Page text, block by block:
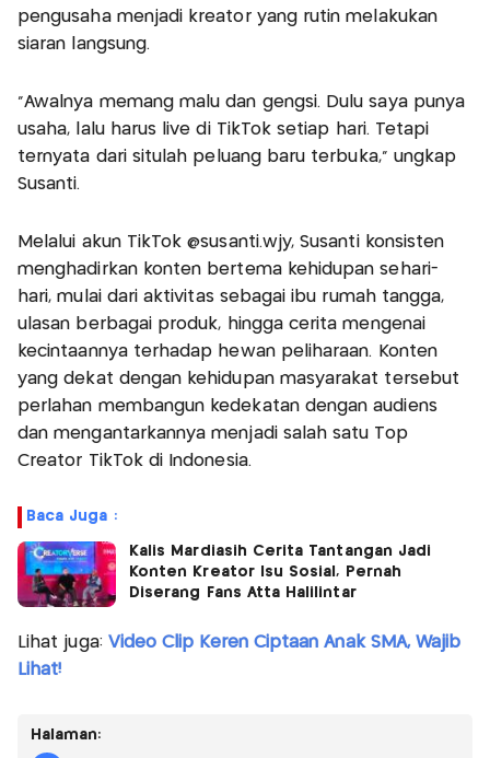
pengusaha menjadi kreator yang rutin melakukan
siaran langsung.
"Awalnya memang malu dan gengsi. Dulu saya punya
usaha, lalu harus live di TikTok setiap hari. Tetapi
ternyata dari situlah peluang baru terbuka," ungkap
Susanti.
Melalui akun TikTok @susanti.wjy, Susanti konsisten
menghadirkan konten bertema kehidupan sehari-
hari, mulai dari aktivitas sebagai ibu rumah tangga,
ulasan berbagai produk, hingga cerita mengenai
kecintaannya terhadap hewan peliharaan. Konten
yang dekat dengan kehidupan masyarakat tersebut
perlahan membangun kedekatan dengan audiens
dan mengantarkannya menjadi salah satu Top
Creator TikTok di Indonesia.
Baca Juga :
Kalis Mardiasih Cerita Tantangan Jadi
Konten Kreator Isu Sosial, Pernah
Diserang Fans Atta Halilintar
Lihat juga: Video Clip Keren Ciptaan Anak SMA, Wajib
Lihat!
Halaman: